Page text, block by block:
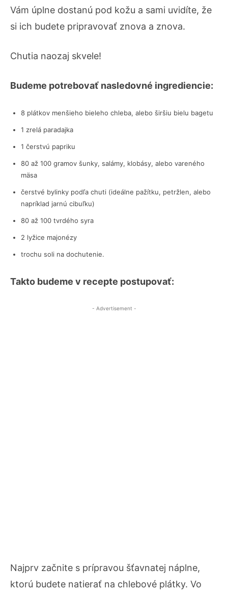
Vám úplne dostanú pod kožu a sami uvidíte, že
si ich budete pripravovať znova a znova.
Chutia naozaj skvele!
Budeme potrebovať nasledovné ingrediencie:
8 plátkov menšieho bieleho chleba, alebo širšiu bielu bagetu
1 zrelá paradajka
1 čerstvú papriku
80 až 100 gramov šunky, salámy, klobásy, alebo vareného
mäsa
čerstvé bylinky podľa chuti (ideálne pažítku, petržlen, alebo
napríklad jarnú cibuľku)
80 až 100 tvrdého syra
2 lyžice majonézy
trochu soli na dochutenie.
Takto budeme v recepte postupovať:
- Advertisement -
Najprv začnite s prípravou šťavnatej náplne,
ktorú budete natierať na chlebové plátky. Vo